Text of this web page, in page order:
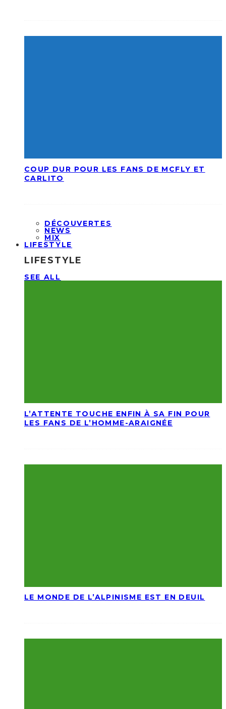
COUP DUR POUR LES FANS DE MCFLY ET
CARLITO
DÉCOUVERTES
NEWS
MIX
LIFESTYLE
LIFESTYLE
SEE ALL
L’ATTENTE TOUCHE ENFIN À SA FIN POUR
LES FANS DE L’HOMME-ARAIGNÉE
LE MONDE DE L’ALPINISME EST EN DEUIL